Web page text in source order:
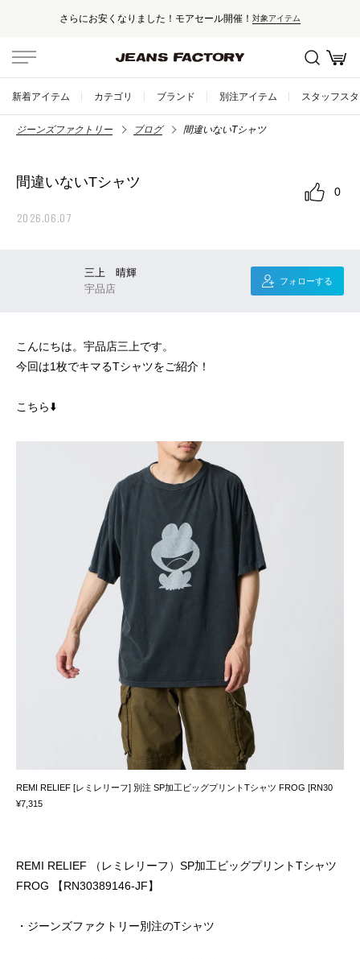
さらにお安くなりました！モアセール開催！対象アイテム
新着アイテム カテゴリ ブランド 別注アイテム スタッフス
ジーンズファクトリー ブログ 間違いないTシャツ
間違いないTシャツ
2026.06.07
0
三上 晴輝
宇品店
フォローする
こんにちは。宇品店三上です。
今回は1枚でキマるTシャツをご紹介！
こちら⬇️
REMI RELIEF [レミレリーフ] 別注 SP加工ビッグプリントTシャツ FROG [RN30
¥7,315
REMI RELIEF （レミレリーフ）SP加工ビッグプリントTシャツ
FROG 【RN30389146-JF】
・ジーンズファクトリー別注のTシャツ